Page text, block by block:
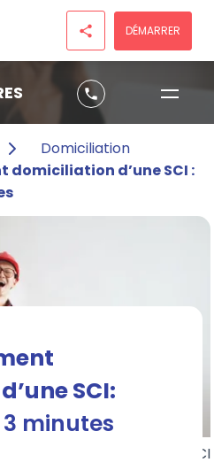
phone
share DÉMARRER
Domiciliation
domiciliation d’une SCI :
de siège social d'une SCI
SCI:
minutes